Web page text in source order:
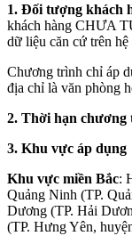
1. Đối tượng khách
khách hàng CHƯA
dữ liệu căn cứ trên
Chương trình chỉ áp
địa chỉ là văn phòng
2. Thời hạn chương
3. Khu vực áp dụng
Khu vực miền Bắc:
Quảng Ninh (TP.
Dương (TP. Hải
(TP. Hưng Yên,